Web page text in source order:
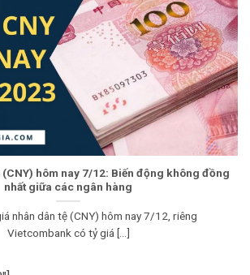
(CNY) hôm nay 7/12: Biến động không đồng
nhất giữa các ngân hàng
nhân dân tệ (CNY) hôm nay 7/12, riêng
Vietcombank có tỷ giá [...]